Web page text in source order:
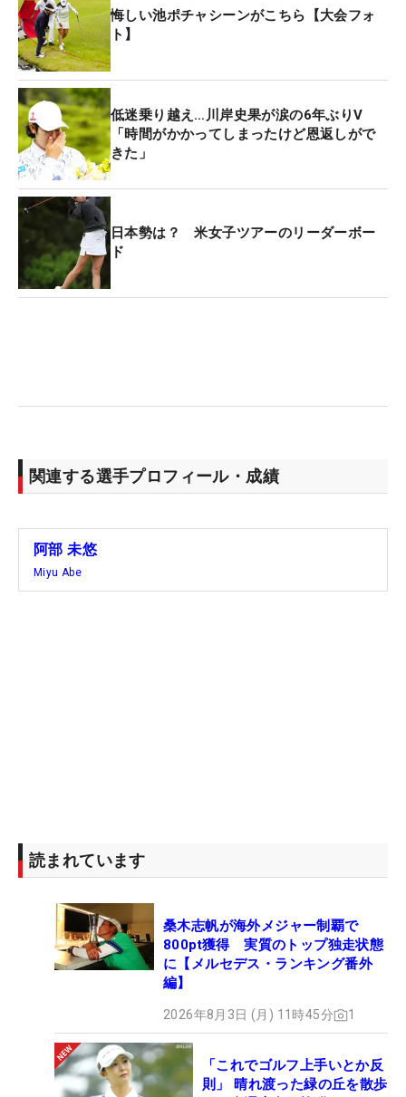
にバーディを奪ったのは14番。ここからエンジンを
かけたかったが、「そこからもっといいリズムが作
れるかなと思ったけど、難しかった」と終盤のチャ
ンスを決めきれなかった。
悔しい終わり方となったが、「（18番は）狙うのが
正解だったかは分からないけど、チャレンジしない
で後悔が残るよりは良かったと考えたい」と前を向
く。この経験を、これからの糧にしていく。（文・
笠井あかり）
悔しい池ポチャシーンがこちら【大会フォ
ト】
低迷乗り越え…川岸史果が涙の6年ぶりV
「時間がかかってしまったけど恩返しがで
きた」
日本勢は？ 米女子ツアーのリーダーボー
ド
関連する選手プロフィール・成績
阿部 未悠
Miyu Abe
読まれています
桑木志帆が海外メジャー制覇で
800pt獲得 実質のトップ独走状態
に【メルセデス・ランキング番外
編】
2026年8月3日 (月) 11時45分 1
「これでゴルフ上手いとか反
則」 晴れ渡った緑の丘を散歩